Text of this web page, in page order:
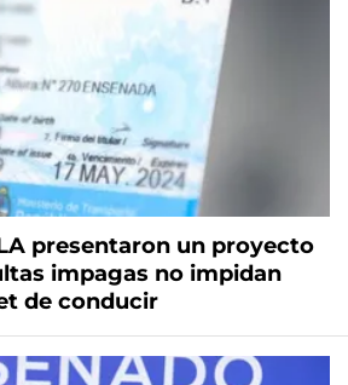
presentaron un proyecto
impagas no impidan
de conducir